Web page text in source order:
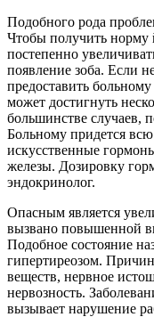
Подобного рода
Чтобы получить норму
постепенно
появление зоба. Если
предоставить
может достигнуть
большинстве случаев,
Больному придется
искусственные
железы. Дозировку
эндокринолог.
Опасным является
вызвано повышенной
Подобное состояние
гипертиреозом.
веществ, нервное
нервозность.
вызывает нарушение